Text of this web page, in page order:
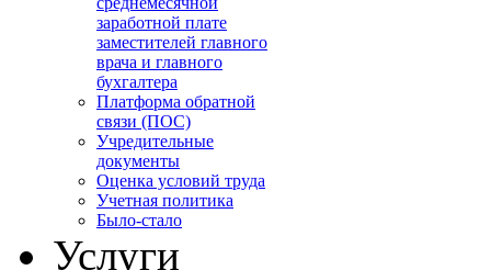
заработной плате
заместителей главного
врача и главного
бухгалтера
Платформа обратной
связи (ПОС)
Учредительные
документы
Оценка условий труда
Учетная политика
Было-стало
Услуги